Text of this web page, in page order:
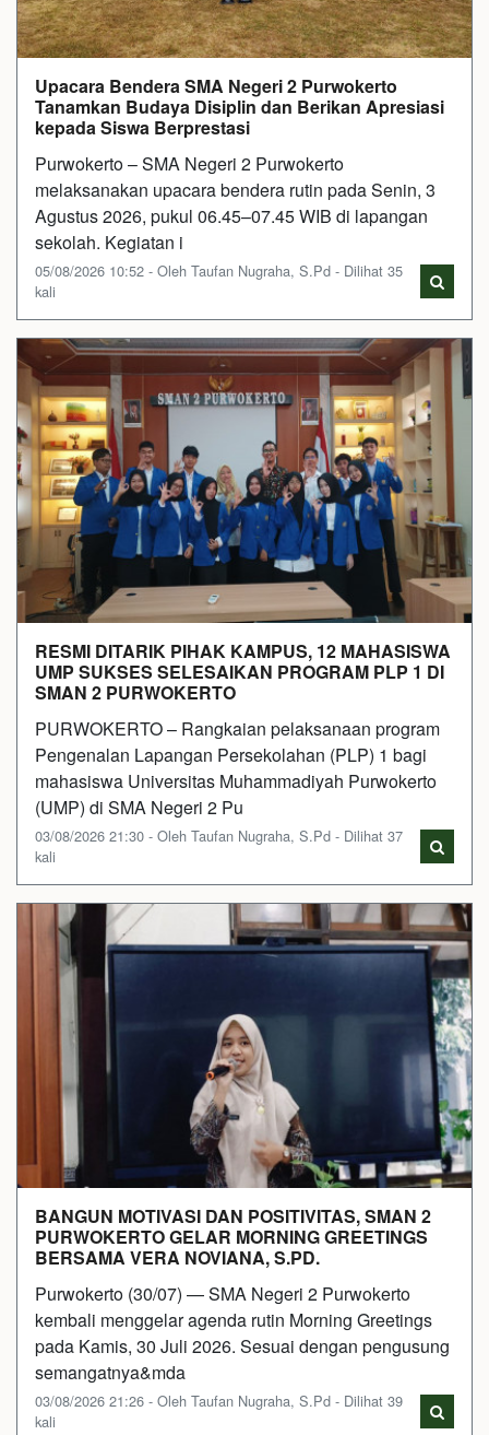
Upacara Bendera SMA Negeri 2 Purwokerto
Tanamkan Budaya Disiplin dan Berikan Apresiasi
kepada Siswa Berprestasi
Purwokerto – SMA Negeri 2 Purwokerto
melaksanakan upacara bendera rutin pada Senin, 3
Agustus 2026, pukul 06.45–07.45 WIB di lapangan
sekolah. Kegiatan i
05/08/2026 10:52 - Oleh Taufan Nugraha, S.Pd - Dilihat 35
kali
RESMI DITARIK PIHAK KAMPUS, 12 MAHASISWA
UMP SUKSES SELESAIKAN PROGRAM PLP 1 DI
SMAN 2 PURWOKERTO
PURWOKERTO – Rangkaian pelaksanaan program
Pengenalan Lapangan Persekolahan (PLP) 1 bagi
mahasiswa Universitas Muhammadiyah Purwokerto
(UMP) di SMA Negeri 2 Pu
03/08/2026 21:30 - Oleh Taufan Nugraha, S.Pd - Dilihat 37
kali
BANGUN MOTIVASI DAN POSITIVITAS, SMAN 2
PURWOKERTO GELAR MORNING GREETINGS
BERSAMA VERA NOVIANA, S.PD.
Purwokerto (30/07) — SMA Negeri 2 Purwokerto
kembali menggelar agenda rutin Morning Greetings
pada Kamis, 30 Juli 2026. Sesuai dengan pengusung
semangatnya&mda
03/08/2026 21:26 - Oleh Taufan Nugraha, S.Pd - Dilihat 39
kali